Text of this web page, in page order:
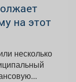
на этот
несколько